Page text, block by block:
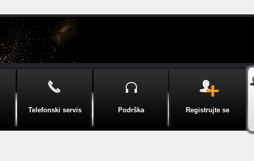
Telefonski servis Podrška Registrujte se